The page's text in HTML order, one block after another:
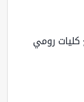
رومي